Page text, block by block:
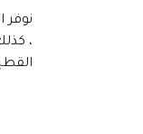
نوفر
،